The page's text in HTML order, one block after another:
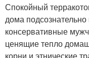
Спокойный
дома
консервативные
ценящие тепло
корни и этнические